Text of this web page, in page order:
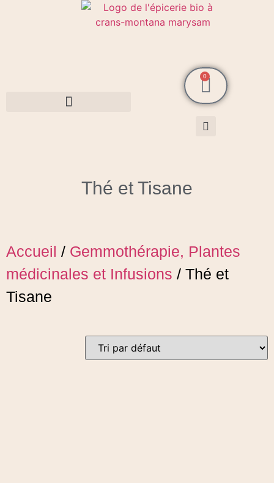
0
Thé et Tisane
Accueil / Gemmothérapie, Plantes
médicinales et Infusions / Thé et
Tisane